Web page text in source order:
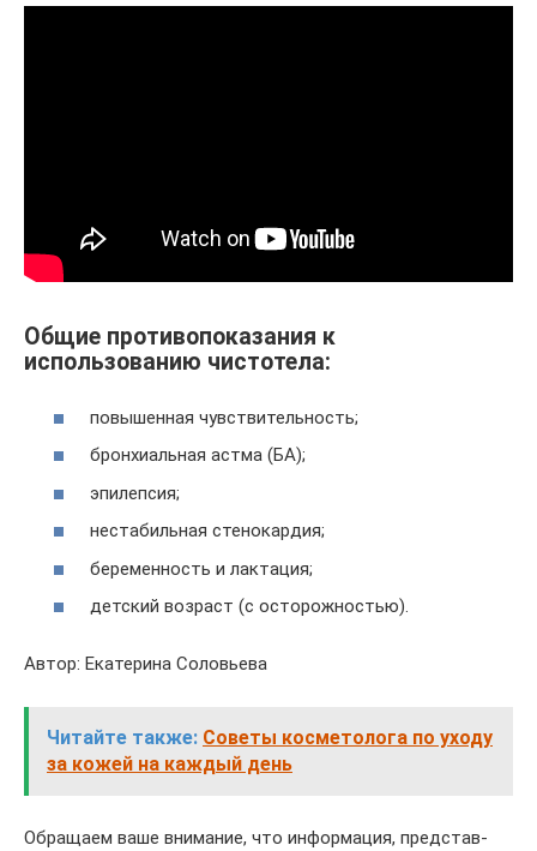
Общие противопоказания к
использованию чистотела:
повы­шен­ная чувствительность;
брон­хи­аль­ная аст­ма (БА);
эпи­леп­сия;
неста­биль­ная стенокардия;
бере­мен­ность и лактация;
дет­ский воз­раст (с осторожностью).
Автор: Ека­те­ри­на Соловьева
Читайте также: Советы косметолога по уходу
за кожей на каждый день
Обра­ща­ем ваше вни­ма­ние, что инфор­ма­ция, пред­став­